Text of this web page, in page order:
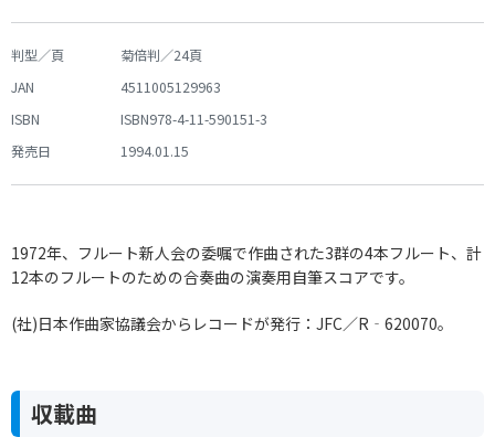
判型／頁
菊倍判／24頁
JAN
4511005129963
ISBN
ISBN978-4-11-590151-3
発売日
1994.01.15
1972年、フルート新人会の委嘱で作曲された3群の4本フルート、計
12本のフルートのための合奏曲の演奏用自筆スコアです。
(社)日本作曲家協議会からレコードが発行：JFC／R‐620070。
収載曲